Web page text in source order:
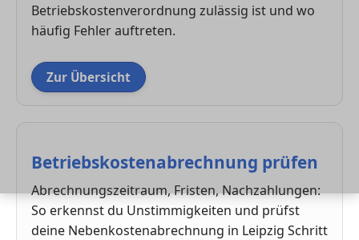
Betriebskostenverordnung zulässig ist und wo
häufig Fehler auftreten.
Zur Übersicht
Betriebskostenabrechnung prüfen
Abrechnungszeitraum, Fristen, Nachzahlungen:
So erkennst du Unstimmigkeiten und prüfst
deine Nebenkostenabrechnung in Leipzig Schritt